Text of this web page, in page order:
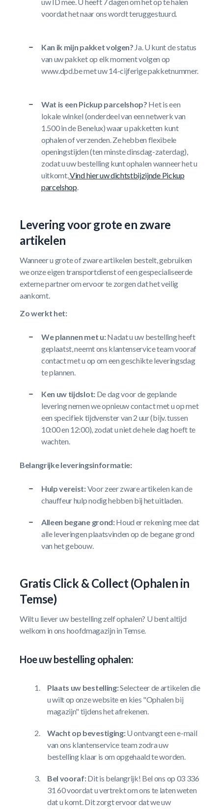
voordat het naar ons wordt teruggestuurd.
Kan ik mijn pakket volgen? Ja. U kunt de status
van uw pakket op elk moment volgen op
www.dpd.be met uw 14-cijferige pakketnummer.
Wat is een Pickup parcelshop? Het is een
lokale winkel (onderdeel van een netwerk van
1.500 in de Benelux) waar u pakketten kunt
ophalen of verzenden. Ze hebben flexibele
openingstijden (ten minste dinsdag-zaterdag),
zodat u uw bestelling kunt ophalen wanneer het u
uitkomt.Vind hier uw dichtstbijzijnde Pickup
parcelshop.
Levering voor grote en zware
artikelen
Wanneer u grote of zware artikelen bestelt, gebruiken
we onze eigen transportdienst of een gespecialiseerde
externe partner om ervoor te zorgen dat het veilig
aankomt.
Zo werkt het:
We plannen met u:Nadat u uw bestelling heeft
geplaatst, neemt ons klantenservice team vooraf
contact met u op om een geschikte leveringsdag
te plannen.
Ken uw tijdslot:De dag voor de geplande
levering nemen we opnieuw contact met u op met
een specifiek tijdvenster van 2 uur (bijv. tussen
10:00 en 12:00), zodat u niet de hele dag hoeft te
wachten.
Belangrijke leveringsinformatie:
Hulp vereist:Voor zeer zware artikelen kan de
chauffeur hulp nodig hebben bij het uitladen.
Alleen begane grond:Houd er rekening mee dat
alle leveringen plaatsvinden op de begane grond
van het gebouw.
Gratis Click & Collect (Ophalen in
Temse)
Wilt u liever uw bestelling zelf ophalen? U bent altijd
welkom in ons hoofdmagazijn in Temse.
Hoe uw bestelling ophalen:
Plaats uw bestelling:Selecteer de artikelen die
u wilt op onze website en kies "Ophalen bij
magazijn" tijdens het afrekenen.
Wacht op bevestiging:U ontvangt een e-mail
van ons klantenservice team zodra uw
bestelling klaar is om opgehaald te worden.
Bel vooraf:Dit is belangrijk! Bel ons op 03 336
31 60 voordat u vertrekt om ons te laten weten
dat u komt. Dit zorgt ervoor dat we uw